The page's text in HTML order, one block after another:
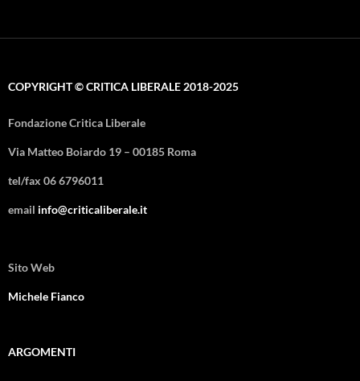
COPYRIGHT © CRITICA LIBERALE 2018-2025
Fondazione Critica Liberale
Via Matteo Boiardo 19 – 00185 Roma
tel/fax 06 6796011
email info@criticaliberale.it
Sito Web
Michele Fianco
ARGOMENTI